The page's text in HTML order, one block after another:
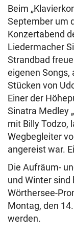
Beim
September um
Konzertabend
Liedermacher
Strandbad
eigenen Songs,
Stücken von
Einer der
Sinatra Medley
mit Billy Todzo,
Wegbegleiter
angereist war.
Die Aufräum-
und Winter sind
Wörthersee-
Montag, den
werden.